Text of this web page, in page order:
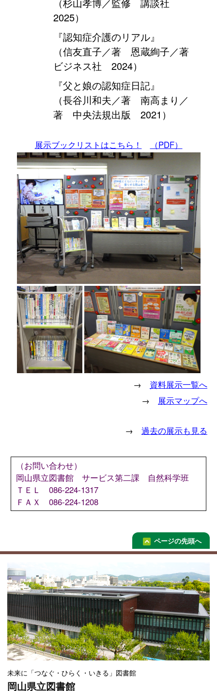
2025）
『認知症介護のリアル』
（信友直子／著 恩蔵絢子／著
ビジネス社 2024）
『父と娘の認知症日記』
（長谷川和夫／著 南高まり／
著 中央法規出版 2021）
展示ブックリストはこちら！ （PDF）
→ 資料展示一覧へ
→ 展示マップへ
→ 過去の展示も見る
（お問い合わせ）
岡山県立図書館 サービス第二課 自然科学班
ＴＥＬ 086-224-1317
ＦＡＸ 086-224-1208
ページの先頭へ
未来に「つなぐ・ひらく・いきる」図書館
岡山県立図書館